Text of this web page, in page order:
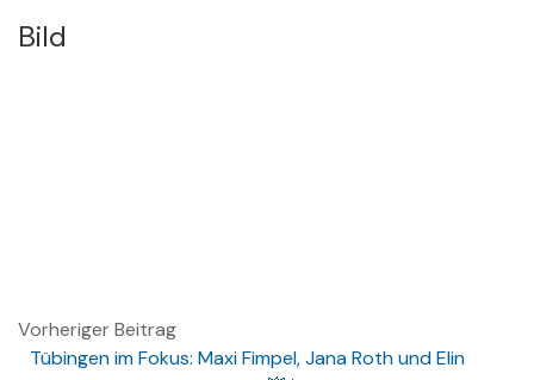
Bild
Vorheriger Beitrag
Tübingen im Fokus: Maxi Fimpel, Jana Roth und Elin